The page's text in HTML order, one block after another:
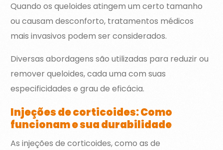
Quando os queloides atingem um certo tamanho
ou causam desconforto, tratamentos médicos
mais invasivos podem ser considerados.
Diversas abordagens são utilizadas para reduzir ou
remover queloides, cada uma com suas
especificidades e grau de eficácia.
Injeções de corticoides: Como
funcionam e sua durabilidade
As injeções de corticoides, como as de